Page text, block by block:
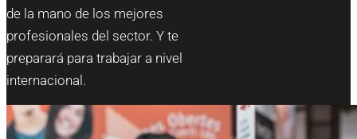
de la mano de los mejores
profesionales del sector. Y te
preparará para trabajar a nivel
internacional.